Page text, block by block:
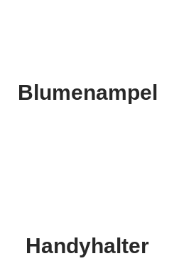
Blumenampel
Handyhalter